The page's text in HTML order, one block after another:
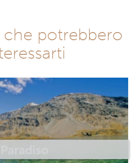
che potrebbero